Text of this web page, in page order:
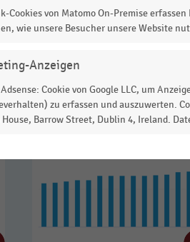
Cookies von Matomo On-Premise
wie unsere Besucher unsere Website
Anzeigen
Cookie von Google LLC, um
zu erfassen und auszuwerten.
House, Barrow Street, Dublin 4, Ireland.